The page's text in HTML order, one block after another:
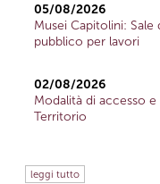
05/08/2026
Musei Capitolini:
pubblico per lavori
02/08/2026
Modalità di accesso
Territorio
leggi tutto